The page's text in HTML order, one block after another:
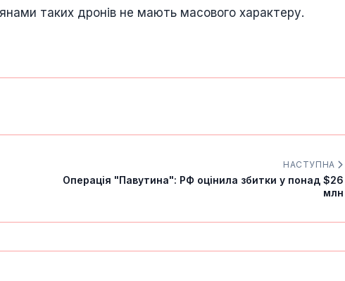
таких дронів не мають масового характеру.
НАСТУПНА
Операція "Павутина": РФ оцінила збитки у понад $26
млн